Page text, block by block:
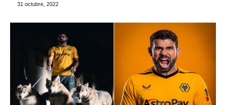
31 octubre, 2022